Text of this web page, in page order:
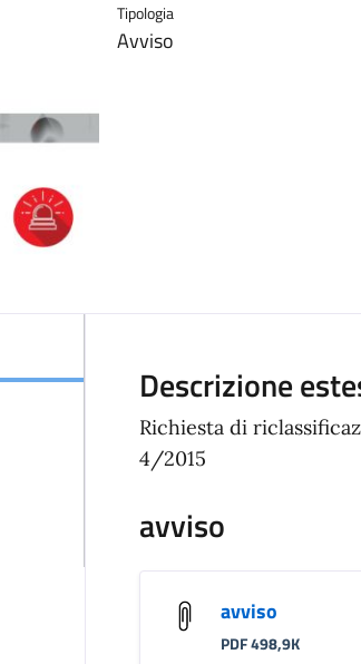
Tipologia
Avviso
Descrizione
Richiesta di
4/2015
avviso
avviso
PDF 498,9K